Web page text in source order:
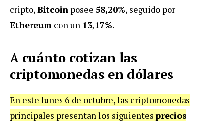
cripto,Bitcoin posee 58,20%, seguido por
Ethereum con un 13,17%.
A cuánto cotizan las
criptomonedas en dólares
En este lunes 6 de octubre, las criptomonedas
principales presentan los siguientes precios